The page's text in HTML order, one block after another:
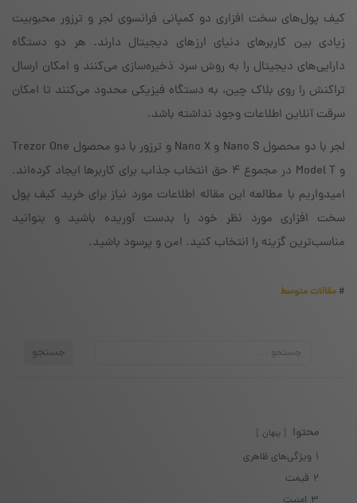
کیف پول‌های سخت افزاری دو کمپانی فرانسوی لجر و ترزور محبوبیت
زیادی بین کاربرهای دنیای ارزهای دیجیتال دارند. هر دو دستگاه
دارایی‌های دیجیتال را به روش سرد ذخیره‌سازی می‌کنند و امکان ارسال
تراکنش را روی بلاک چین، به دستگاه فیزیکی محدود می‌کنند تا امکان
سرقت آنلاین اطلاعات وجود نداشته باشد.
و Model T‌ در مجموع ۴ حق انتخاب جذاب برای کاربرها ایجاد کرده‌اند.
امیدواریم با مطالعه این مقاله اطلاعات مورد نیاز برای خرید کیف پول
سخت افزاری مورد نظر خود را بدست آوریده باشید و بتوانید
مناسب‌ترین گزینه را انتخاب کنید. امن و پرسود باشید.
# مقالات متوسط
جستجو
محتوا پنهان
1 ویژگی‌های ظاهری
2 قیمت
3 امنیت